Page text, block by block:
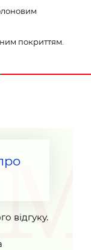
покриттям.
відгуку.